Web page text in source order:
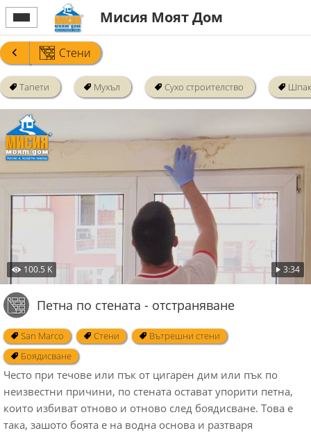
Мисия Моят Дом
Стени
Тапети Мухъл Сухо строителство
100.5 K 3:34
Петна по стената - отстраняване
San Marco Стени
Вътрешни стени
Боядисване
Често при течове или пък от цигарен дим или пък по
неизвестни причини, по стената остават упорити петна,
които избиват отново и отново след боядисване. Това е
така, зашото боята е на водна основа и разтваря